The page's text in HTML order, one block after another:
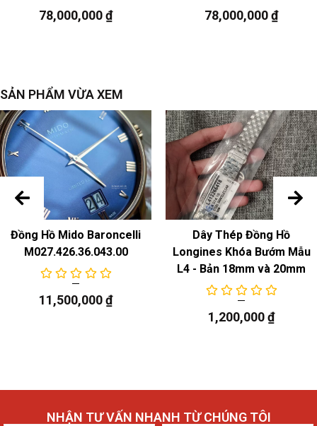
Chuyển động cơ học tự động
78,000,000₫ 78,000,000₫
SẢN PHẨM VỪA XEM
Đồng Hồ Mido Baroncelli
M027.426.36.043.00
11,500,000₫
Dây Thép Đồng Hồ
Longines Khóa Bướm Mẫu
L4 - Bản 18mm và 20mm
1,200,000₫
NHẬN TƯ VẤN NHANH TỪ CHÚNG TÔI